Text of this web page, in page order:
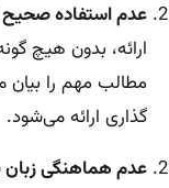
عدم استفاده صحیح
ارائه، بدون هیچ
مطالب مهم را
گذاری ارائه می‌شود.
عدم هماهنگی زبان